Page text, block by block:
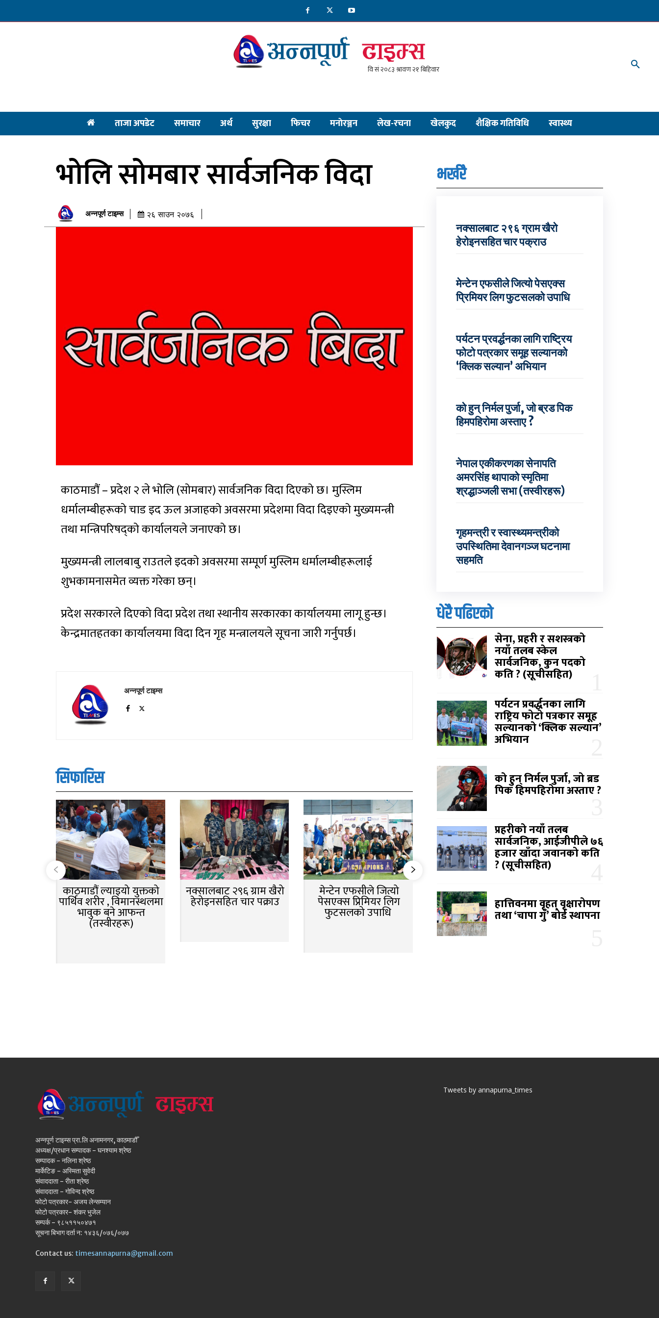
ताजा अपडेट समाचार अर्थ सुरक्षा फिचर मनाेरञ्जन लेख-रचना खेलकुद शैक्षिक गतिविधि स्वास्थ्य
भोलि सोमबार सार्वजनिक विदा
अन्नपूर्ण टाइम्स २६ साउन २०७६
काठमाडौं – प्रदेश २ ले भोलि (सोमबार) सार्वजनिक विदा दिएको छ। मुस्लिम
धर्मालम्बीहरूको चाड इद ऊल अजाहको अवसरमा प्रदेशमा विदा दिइएको मुख्यमन्त्री
तथा मन्त्रिपरिषद्को कार्यालयले जनाएको छ।
मुख्यमन्त्री लालबाबु राउतले इदको अवसरमा सम्पूर्ण मुस्लिम धर्मालम्बीहरूलाई
शुभकामनासमेत व्यक्त गरेका छन्।
प्रदेश सरकारले दिएको विदा प्रदेश तथा स्थानीय सरकारका कार्यालयमा लागू हुन्छ।
केन्द्रमातहतका कार्यालयमा विदा दिन गृह मन्त्रालयले सूचना जारी गर्नुपर्छ।
अन्नपूर्ण टाइम्स
सिफारिस
काठमाडौं ल्याइयो युक्तको
पार्थिव शरीर , विमानस्थलमा
भावुक बने आफन्त
(तस्वीरहरू)
नक्सालबाट २९६ ग्राम खैरो
हेरोइनसहित चार पक्राउ
मेन्टेन एफसीले जित्यो
पेसएक्स प्रिमियर लिग
फुटसलको उपाधि
भर्खरै
नक्सालबाट २९६ ग्राम खैरो
हेरोइनसहित चार पक्राउ
मेन्टेन एफसीले जित्यो पेसएक्स
प्रिमियर लिग फुटसलको उपाधि
पर्यटन प्रवर्द्धनका लागि राष्ट्रिय
फोटो पत्रकार समूह सल्यानको
‘क्लिक सल्यान’ अभियान
को हुन् निर्मल पुर्जा, जो ब्रड पिक
हिमपहिरोमा अस्ताए ?
नेपाल एकीकरणका सेनापति
अमरसिंह थापाको स्मृतिमा
श्रद्धाञ्जली सभा (तस्वीरहरू)
गृहमन्त्री र स्वास्थ्यमन्त्रीको
उपस्थितिमा देवानगञ्ज घटनामा
सहमति
धेरै पढिएको
सेना, प्रहरी र सशस्त्रको
नयाँ तलब स्केल
सार्वजनिक, कुन पदको
कति ? (सूचीसहित)
पर्यटन प्रवर्द्धनका लागि
राष्ट्रिय फोटो पत्रकार समूह
सल्यानको ‘क्लिक सल्यान’
अभियान
को हुन् निर्मल पुर्जा, जो ब्रड
पिक हिमपहिरोमा अस्ताए ?
प्रहरीको नयाँ तलब
सार्वजनिक, आईजीपीले ७६
हजार खाँदा जवानको कति
? (सूचीसहित)
हात्तिवनमा वृहत् वृक्षारोपण
तथा ‘चापा गुँ’ बोर्ड स्थापना
अन्नपूर्ण टाइम्स प्रा.लि अनामनगर, काठमाडौँ
अध्यक्ष/प्रधान सम्पादक - घनश्याम श्रेष्ठ
सम्पादक - नलिना श्रेष्ठ
मार्केटिङ - अस्मिता सुवेदी
संवाददाता - रीता श्रेष्ठ
संवाददाता - गोविन्द श्रेष्ठ
फोटो पत्रकार- अजय लेन्सम्यान
फोटो पत्रकार- शंकर भुजेल
सम्पर्क - ९८५११५०४७१
सूचना बिभाग दर्ता न: १४३६/०७६/०७७
Contact us: timesannapurna@gmail.com
Tweets by annapurna_times